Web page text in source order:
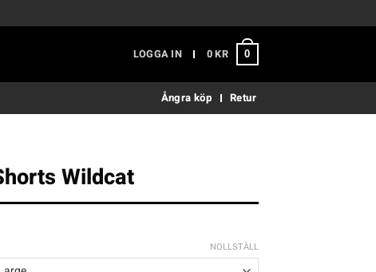
LOGGA IN
0KR 0
Ångra köp Retur
Wildcat
NOLLSTÄLL